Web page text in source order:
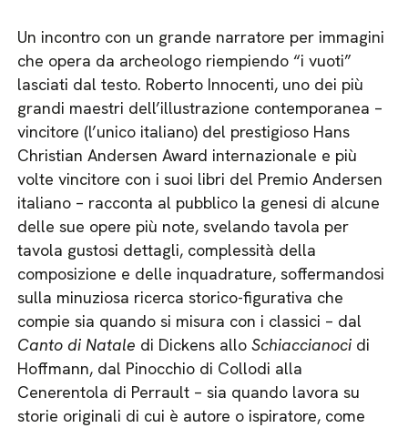
Un incontro con un grande narratore per immagini
che opera da archeologo riempiendo “i vuoti”
lasciati dal testo. Roberto Innocenti, uno dei più
grandi maestri dell’illustrazione contemporanea –
vincitore (l’unico italiano) del prestigioso Hans
Christian Andersen Award internazionale e più
volte vincitore con i suoi libri del Premio Andersen
italiano – racconta al pubblico la genesi di alcune
delle sue opere più note, svelando tavola per
tavola gustosi dettagli, complessità della
composizione e delle inquadrature, soffermandosi
sulla minuziosa ricerca storico-figurativa che
compie sia quando si misura con i classici – dal
Canto di Natale di Dickens alloSchiaccianoci di
Hoffmann, dal Pinocchio di Collodi alla
Cenerentola di Perrault – sia quando lavora su
storie originali di cui è autore o ispiratore, come